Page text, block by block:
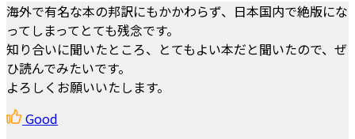
海外で有名な本の邦訳にもかかわらず、日本国内で絶版にな
ってしまってとても残念です。
知り合いに聞いたところ、とてもよい本だと聞いたので、ぜ
ひ読んでみたいです。
よろしくお願いいたします。
Good